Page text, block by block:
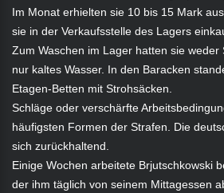
Im Monat erhielten sie 10 bis 15 Mark
sie in der Verkaufsstelle des Lagers
Zum Waschen im Lager hatten sie weder
nur kaltes Wasser. In den Baracken
Etagen-Betten mit Strohsäcken.
Schläge oder verschärfte
häufigsten Formen der Strafen. Die
sich zurückhaltend.
Einige Wochen arbeitete Brjutschkowski
der ihm täglich von seinem Mittagessen